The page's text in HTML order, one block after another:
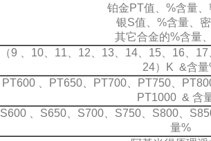
铂金PT值、%含量
银S值、%含量、
其它合金的%含量
（9 、10、11、12、13、14、15、16、
24）K &含量
PT600 、PT650、PT700、PT750、
PT1000 & 含
S600 、S650、S700、S750、S800、
量%